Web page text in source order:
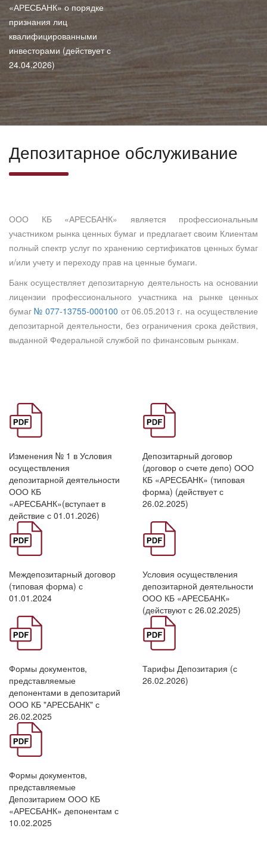
PDF.
«АРЕСБАНК» о порядке
признания лиц
квалифицированными
инвесторами (действует с
24.04.2026)
Депозитарное обслуживание
ООО КБ «АРЕСБАНК» является профессиональным
участником рынка ценных бумаг и предлагает своим Клиентам
полный спектр услуг по хранению сертификатов ценных бумаг
и/или учету и переходу прав на ценные бумаги.
Банк осуществляет депозитарную деятельность на основании
лицензии профессионального участника на рынке ценных
бумаг№ 077-13755-000100 от 06.05.2013 г. на осуществление
депозитарной деятельности, без ограничения срока действия,
выданной Федеральной службой по финансовым рынкам.
Формат
PDF.
Изменения № 1 в Условия
осуществления
депозитарной деятельности
ООО КБ
«АРЕСБАНК»(вступает в
действие с 01.01.2026)
Формат
PDF.
Депозитарный договор
(договор о счете депо) ООО
КБ «АРЕСБАНК» (типовая
форма) (действует с
26.02.2025)
Формат
PDF.
Междепозитарный договор
(типовая форма) с
01.01.2024
Формат
PDF.
Условия осуществления
депозитарной деятельности
ООО КБ «АРЕСБАНК»
(действуют с 26.02.2025)
Формат
PDF.
Формы документов,
представляемые
депонентами в депозитарий
ООО КБ "АРЕСБАНК" с
26.02.2025
Формат
PDF.
Тарифы Депозитария (с
26.02.2026)
Формат
PDF.
Формы документов,
представляемые
Депозитарием ООО КБ
«АРЕСБАНК» депонентам с
10.02.2025